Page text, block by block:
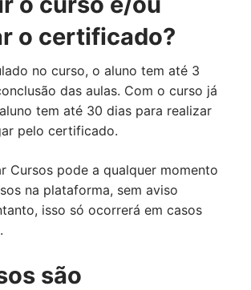
o certificado?
no curso, o aluno tem até 3
das aulas. Com o curso já
tem até 30 dias para realizar
pelo certificado.
Cursos pode a qualquer momento
na plataforma, sem aviso
isso só ocorrerá em casos
são